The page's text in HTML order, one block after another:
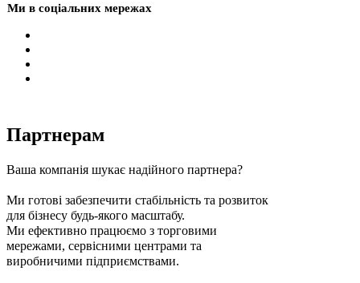
Ми в соціальних мережах
Партнерам
Ваша компанія шукає надійного партнера?
Ми готові забезпечити стабільність та розвиток
для бізнесу будь-якого масштабу.
Ми ефективно працюємо з торговими
мережами, сервісними центрами та
виробничими підприємствами.